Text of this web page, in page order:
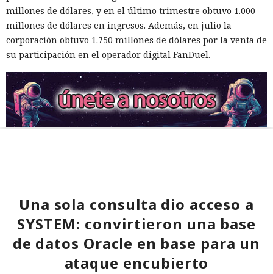
millones de dólares, y en el último trimestre obtuvo 1.000
millones de dólares en ingresos. Además, en julio la
corporación obtuvo 1.750 millones de dólares por la venta de
su participación en el operador digital FanDuel.
Una sola consulta dio acceso a
SYSTEM: convirtieron una base
de datos Oracle en base para un
ataque encubierto